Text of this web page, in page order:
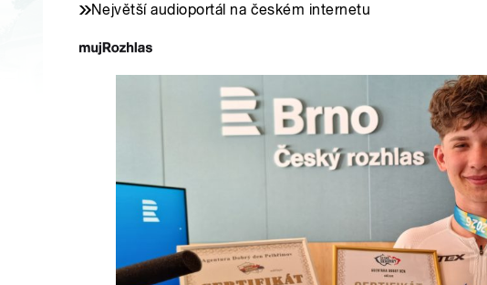
Největší audioportál na českém internetu